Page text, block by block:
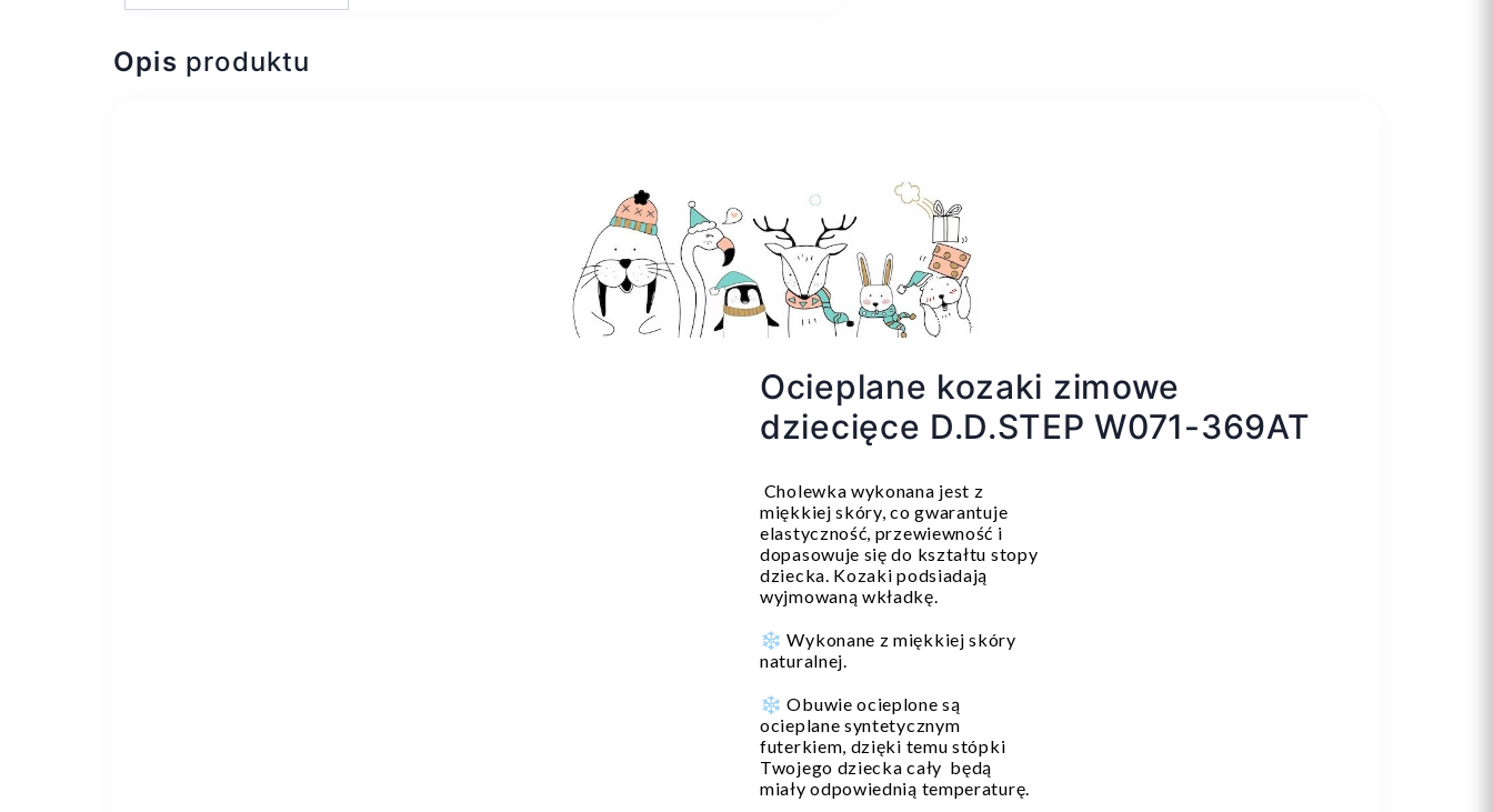
Opis produktu
Ocieplane kozaki zimowe
dziecięce D.D.STEP W071-369AT
Cholewka wykonana jest z
miękkiej skóry, co gwarantuje
elastyczność, przewiewność i
dopasowuje się do kształtu stopy
dziecka. Kozaki podsiadają
wyjmowaną wkładkę.
❄️ Wykonane z miękkiej skóry
naturalnej.
❄️ Obuwie ocieplone są
ocieplane syntetycznym
futerkiem, dzięki temu stópki
Twojego dziecka cały będą
miały odpowiednią temperaturę.